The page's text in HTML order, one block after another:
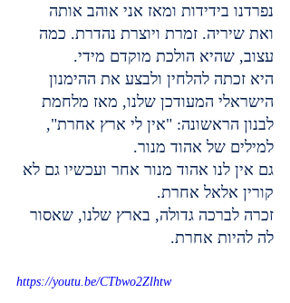
נפרדנו בידידות ומאז אני אוהב אותה
ואת שיריה. זמרת ויוצרת נהדרת. כמה
עצוב, שהיא הולכת מוקדם מידי.
היא זכתה להלחין ולבצע את ההימנון
הישראלי המעודכן שלנו, מאז מלחמת
לבנון הראשונה: "אין לי ארץ אחרת",
למילים של אהוד מנור.
גם אין לנו אהוד מנור אחר ועכשיו גם לא
קורין אלאל אחרת.
זכרה לברכה גדולה, בארץ שלנו, שאסור
לה להיות אחרת.
https://youtu.be/CTbwo2Zlhtw